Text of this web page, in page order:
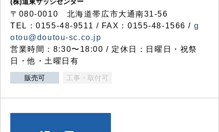
〒080-0010 北海道帯広市大通南31-56
TEL：0155-48-9511 / FAX：0155-48-1566 / g
otou@doutou-sc.co.jp
営業時間：8:30〜18:00 / 定休日：日曜日・祝祭
日・他・土曜日有
販売可 工事・取付可